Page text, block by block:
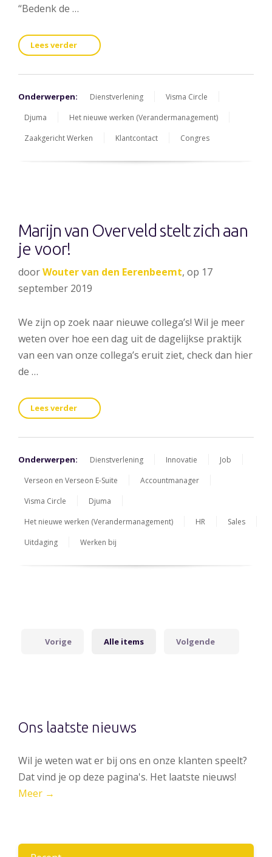
“Bedenk de …
Lees verder
Onderwerpen: Dienstverlening
Visma Circle
Djuma
Het nieuwe werken (Verandermanagement)
Zaakgericht Werken
Klantcontact Congres
Marijn van Overveld stelt zich aan
je voor!
doorWouter van den Eerenbeemt, op 17
september 2019
We zijn op zoek naar nieuwe collega’s! Wil je meer
weten over hoe een dag uit de dagelijkse praktijk
van een van onze collega’s eruit ziet, check dan hier
de …
Lees verder
Onderwerpen: Dienstverlening Innovatie
Job
Verseon en Verseon E-Suite
Accountmanager
Visma Circle
Djuma
Het nieuwe werken (Verandermanagement)
HR
Sales
Uitdaging
Werken bij
Vorige Alle items Volgende
Ons laatste nieuws
Wil je weten wat er bij ons en onze klanten speelt?
Dat vind je op deze pagina's. Het laatste nieuws!
Meer →